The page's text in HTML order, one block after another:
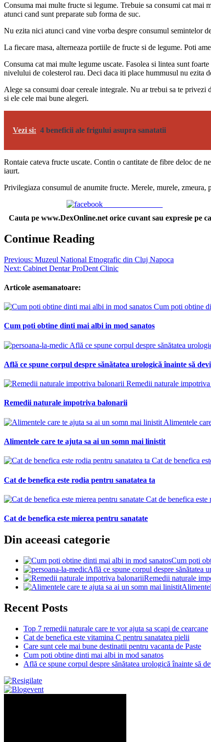
Consuma mai multe fructe si legume. Trebuie sa consumi cat mai
atunci cand sunt preparate sub forma de suc.
Nu ezita nici atunci cand vine vorba despre consumul semintelor
La fiecare masa, alterneaza portiile de fructe si de legume. Poti
Consuma cat mai multe legume uscate. Fasolea si lintea sunt
nivelului de colesterol rau. Deci daca iti place hummusul nu ezita
Alege sa consumi doar cereale integrale. Nu ar trebui sa te
si ele cele mai bune alegeri.
Vezi si: 4 beneficii ale frigului asupra sanatatii
Rontaie cateva fructe uscate. Contin o cantitate de fibre deloc de
iaurt.
Privilegiaza consumul de anumite fructe. Merele, murele, zmeura,
Cauta pe www.DexOnline.net orice cuvant sau expresie pe
Continue Reading
Previous: Muzeul National Etnografic din Cluj Napoca
Next: Cabinet Dentar ProDent Clinic
Articole asemanatoare:
Cum poti obtine
Cum poti obtine dinti mai albi in mod sanatos
Află ce spune corpul despre sănătatea
Află ce spune corpul despre sănătatea urologică înainte să
Remedii naturale
Remedii naturale impotriva balonarii
Alimentele
Alimentele care te ajuta sa ai un somn mai linistit
Cat de benefica
Cat de benefica este rodia pentru sanatatea ta
Cat de benefica este
Cat de benefica este mierea pentru sanatate
Din aceeasi categorie
Cum poti
Află ce spune corpul despre sănătatea
Remedii naturale
Recent Posts
Top 7 remedii naturale care te vor ajuta sa scapi de cearcane
Cat de benefica este vitamina C pentru sanatatea pielii
Care sunt cele mai bune destinatii pentru vacanta de Paste
Cum poti obtine dinti mai albi in mod sanatos
Află ce spune corpul despre sănătatea urologică înainte să